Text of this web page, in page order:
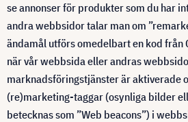
se annonser för produkter som du har
andra webbsidor talar man om
ändamål utförs omedelbart en kod från
när vår webbsida eller andras
marknadsföringstjänster är aktiverade
(re)marketing-taggar (osynliga bilder
betecknas som ”Web beacons”) i